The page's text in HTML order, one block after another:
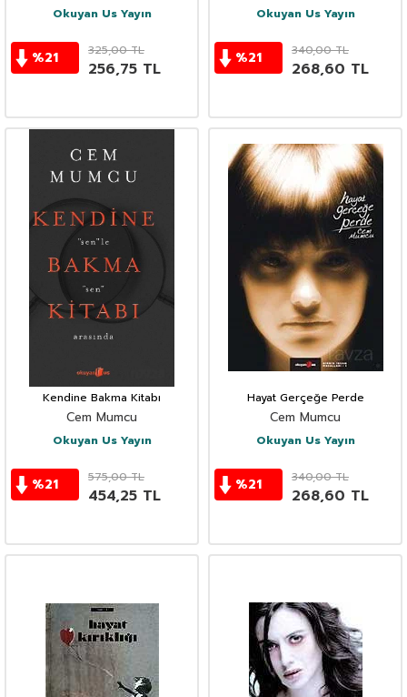
Okuyan Us Yayın
%21 325,00TL
256,75 TL
Okuyan Us Yayın
%21 340,00TL
268,60 TL
Kendine Bakma Kitabı
Cem Mumcu
Okuyan Us Yayın
%21 575,00TL
454,25 TL
Hayat Gerçeğe Perde
Cem Mumcu
Okuyan Us Yayın
%21 340,00TL
268,60 TL